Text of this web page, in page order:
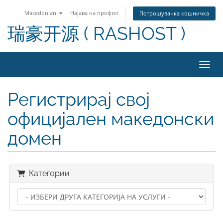
Macedonian Најава на профил Потрошувачка кошничка
瑞豪开源 ( RASHOST )
Регистрирај свој
официјален македонски
домен
Категории